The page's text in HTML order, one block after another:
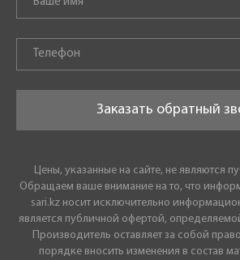
Заказать обратный
Цены, указанные на сайте, не являются
Обращаем ваше внимание на то, что
sari.kz носит исключительно
является публичной офертой,
Производитель оставляет за собой
порядке вносить изменения в состав